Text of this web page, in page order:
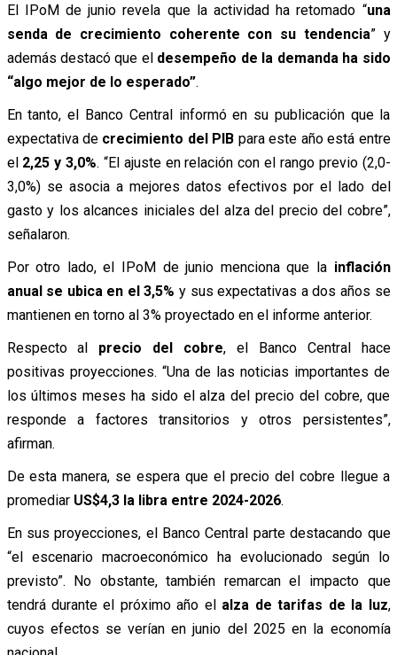
El IPoM de junio revela que la actividad ha retomado “una
senda de crecimiento coherente con su tendencia” y
además destacó que eldesempeño de la demanda ha sido
“algo mejor de lo esperado”.
En tanto, el Banco Central informó en su publicación que la
expectativa decrecimiento del PIB para este año está entre
el 2,25 y 3,0%. “El ajuste en relación con el rango previo (2,0-
3,0%) se asocia a mejores datos efectivos por el lado del
gasto y los alcances iniciales del alza del precio del cobre”,
señalaron.
Por otro lado, el IPoM de junio menciona que la inflación
anual se ubica en el 3,5% y sus expectativas a dos años se
mantienen en torno al 3% proyectado en el informe anterior.
Respecto al precio del cobre, el Banco Central hace
positivas proyecciones. “Una de las noticias importantes de
los últimos meses ha sido el alza del precio del cobre, que
responde a factores transitorios y otros persistentes”,
afirman.
De esta manera, se espera que el precio del cobre llegue a
promediar US$4,3 la libra entre 2024-2026.
En sus proyecciones, el Banco Central parte destacando que
“el escenario macroeconómico ha evolucionado según lo
previsto”. No obstante, también remarcan el impacto que
tendrá durante el próximo año el alza de tarifas de la luz,
cuyos efectos se verían en junio del 2025 en la economía